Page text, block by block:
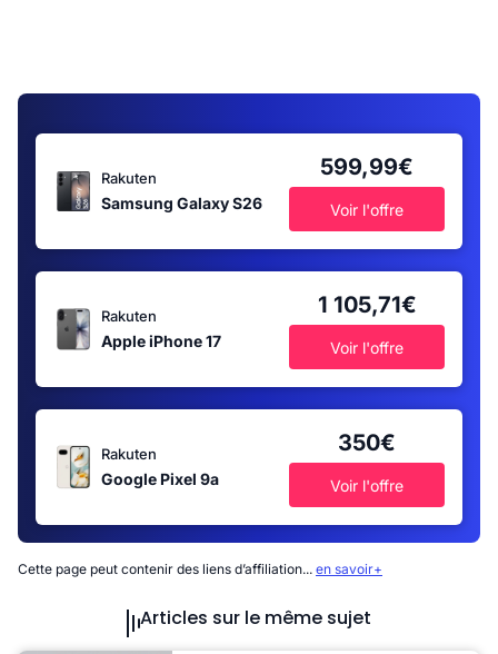
Rakuten
Samsung Galaxy S26
599,99€
Voir l'offre
Rakuten
Apple iPhone 17
1 105,71€
Voir l'offre
Rakuten
Google Pixel 9a
350€
Voir l'offre
Cette page peut contenir des liens d’affiliation... en savoir+
Articles sur le même sujet